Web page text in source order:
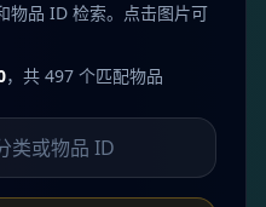
物品 ID 检索。点击图片可
，共 497 个匹配物品